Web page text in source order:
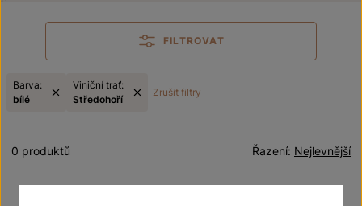
FILTROVAT
Barva:
bílé
Viniční trať:
Středohoří
Zrušit filtry
Nejlevnější
Řazení:
0 produktů